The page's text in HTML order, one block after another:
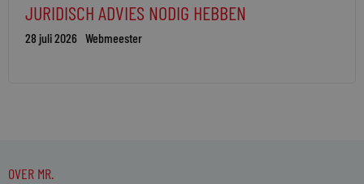
JURIDISCH ADVIES NODIG HEBBEN
28 juli 2026 Webmeester
OVER MR.